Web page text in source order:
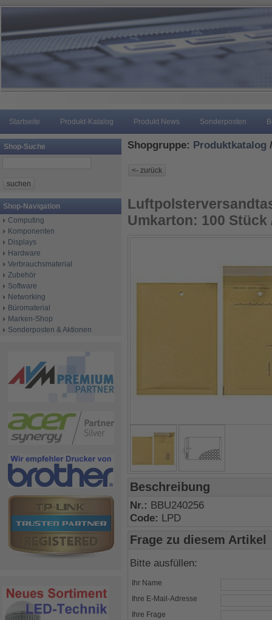
Startseite Produkt-Katalog Produkt News Sonderposten
Shop-Suche
Shop-Navigation
Computing
Komponenten
Displays
Hardware
Verbrauchsmaterial
Zubehör
Software
Networking
Büromaterial
Marken-Shop
Sonderposten & Aktionen
Shopgruppe: Produktkatalog
Umkarton: 100 Stück
Beschreibung
Nr.: BBU240256
Code: LPD
Frage zu diesem Artikel
Bitte ausfüllen:
Ihr Name
Ihre E-Mail-Adresse
Ihre Frage